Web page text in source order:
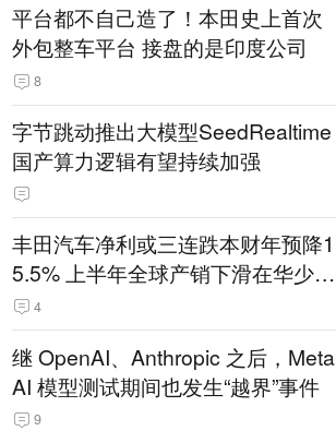
平台都不自己造了！本田史上首次
外包整车平台 接盘的是印度公司
8
字节跳动推出大模型SeedRealtime
国产算力逻辑有望持续加强
丰田汽车净利或三连跌本财年预降1
5.5% 上半年全球产销下滑在华少卖
14.3万辆
4
继 OpenAI、Anthropic 之后，Meta
AI 模型测试期间也发生“越界”事件
9